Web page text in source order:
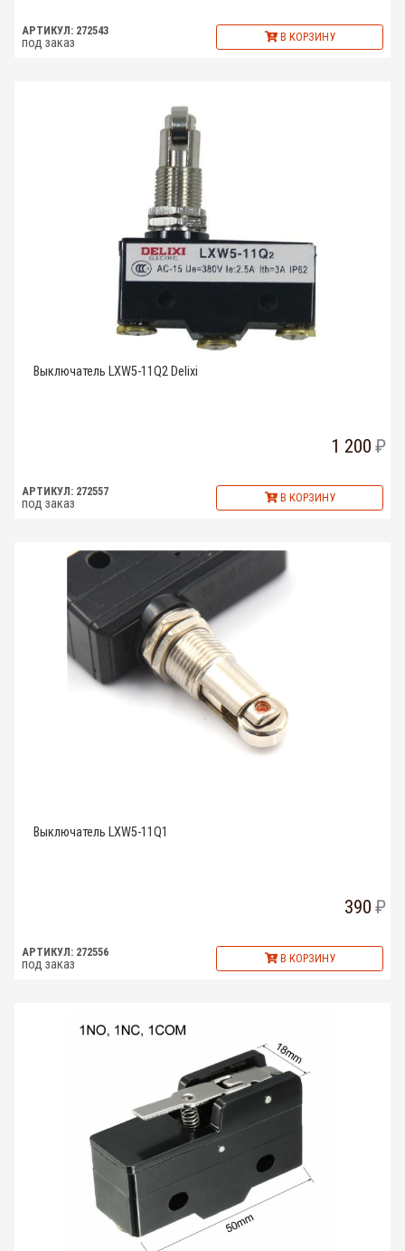
АРТИКУЛ: 272543
под заказ В КОРЗИНУ
Выключатель LXW5-11Q2 Delixi
1 200
АРТИКУЛ: 272557
под заказ В КОРЗИНУ
Выключатель LXW5-11Q1
390
АРТИКУЛ: 272556
под заказ В КОРЗИНУ